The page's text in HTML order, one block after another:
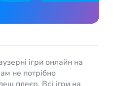
ігри онлайн на
не потрібно